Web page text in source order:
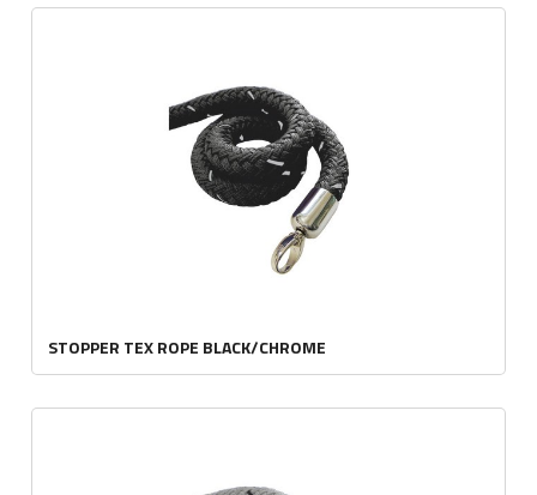
STOPPER TEX ROPE BLACK/CHROME